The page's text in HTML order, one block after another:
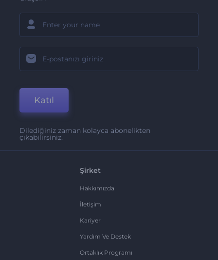
Katıl
Dilediğiniz zaman kolayca abonelikten
çıkabilirsiniz.
Şirket
Hakkımızda
İletişim
Kariyer
Yardım Ve Destek
Ortaklık Programı